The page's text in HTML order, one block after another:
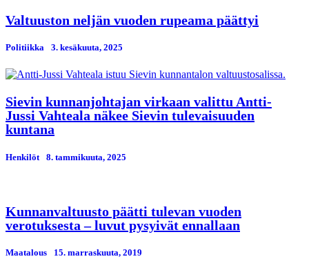
Valtuuston neljän vuoden rupeama päättyi
Politiikka 3. kesäkuuta, 2025
Sievin kunnanjohtajan virkaan valittu Antti-
Jussi Vahteala näkee Sievin tulevaisuuden
kuntana
Henkilöt 8. tammikuuta, 2025
Kunnanvaltuusto päätti tulevan vuoden
verotuksesta – luvut pysyivät ennallaan
Maatalous 15. marraskuuta, 2019